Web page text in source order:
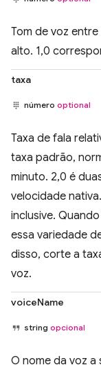
Tom de voz
alto. 1,0
taxa
número optional
Taxa de fala
taxa padrão,
minuto. 2,0 é
velocidade
inclusive.
essa variedade
disso, corte a
voz.
voiceName
string opcional
O nome da voz a